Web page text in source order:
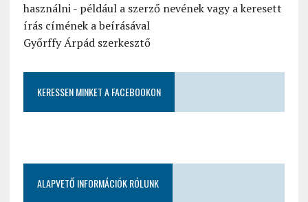
használni - például a szerző nevének vagy a keresett
írás címének a beírásával
Győrffy Árpád szerkesztő
KERESSEN MINKET A FACEBOOKON
ALAPVETŐ INFORMÁCIÓK RÓLUNK